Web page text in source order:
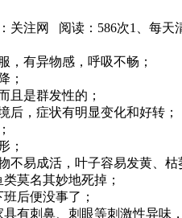
关注网 阅读： 586次1、每天
，有异物感，呼吸不畅；
；
且是群发性的；
后，症状有明显变化和好转；
；
不易成活，叶子容易发黄、枯
莫名其妙地死掉；
后便没事了；
有刺鼻、刺眼等刺激性异味